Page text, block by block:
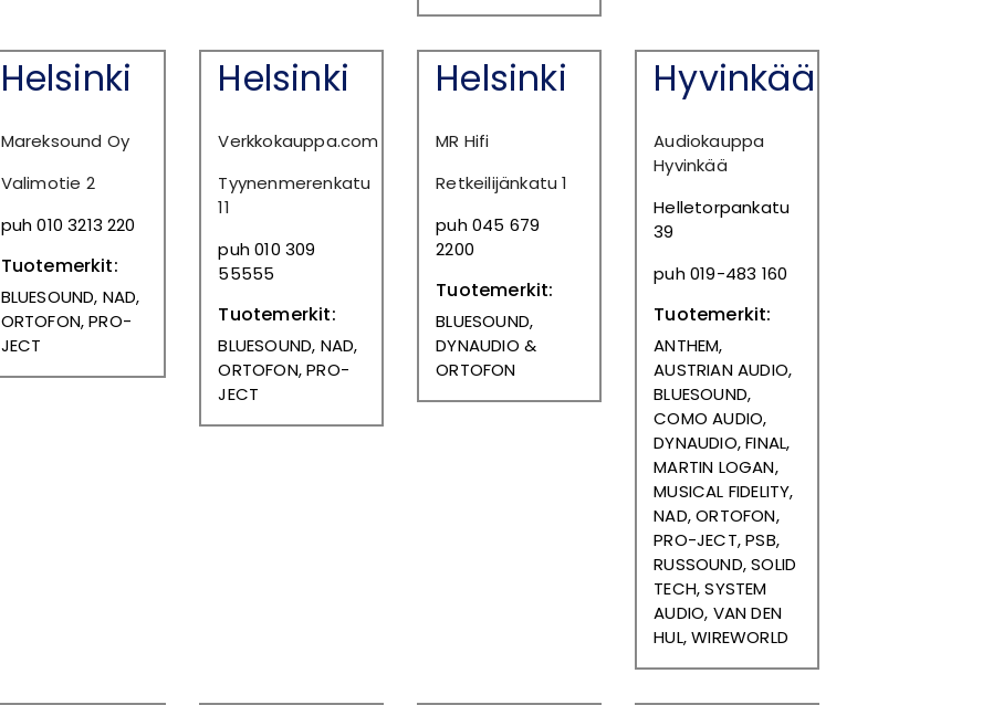
Helsinki
Mareksound Oy
Valimotie 2
puh 010 3213 220
Tuotemerkit:
BLUESOUND, NAD,
ORTOFON, PRO-
JECT
Helsinki
Verkkokauppa.com
Tyynenmerenkatu
11
puh 010 309
55555
Tuotemerkit:
BLUESOUND, NAD,
ORTOFON, PRO-
JECT
Helsinki
MR Hifi
Retkeilijänkatu 1
puh 045 679
2200
Tuotemerkit:
BLUESOUND,
DYNAUDIO &
ORTOFON
Hyvinkää
Audiokauppa
Hyvinkää
Helletorpankatu
39
puh 019-483 160
Tuotemerkit:
ANTHEM,
AUSTRIAN AUDIO,
BLUESOUND,
COMO AUDIO,
DYNAUDIO, FINAL,
MARTIN LOGAN,
MUSICAL FIDELITY,
NAD, ORTOFON,
PRO-JECT, PSB,
RUSSOUND, SOLID
TECH,SYSTEM
AUDIO, VAN DEN
HUL, WIREWORLD